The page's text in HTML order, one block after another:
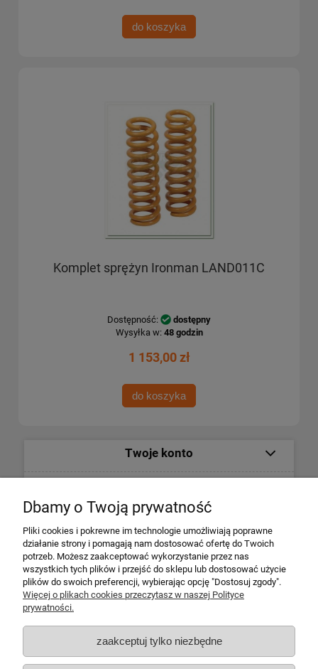
do koszyka
Komplet sprężyn Ironman LAND011C
Dostępność:
dostępny
Wysyłka w: 48 godzin
1 153,00 zł
do koszyka
Twoje konto
Płatności i dostawa
Informacje o firmie
Escape 4x4
ul. Krakowska 197
34-124 Klecza Dolna
tel. 509 700 949
tel. 883 701 161
Dbamy o Twoją prywatność
Pliki cookies i pokrewne im technologie umożliwiają poprawne
działanie strony i pomagają nam dostosować ofertę do Twoich
potrzeb. Możesz zaakceptować wykorzystanie przez nas
wszystkich tych plików i przejść do sklepu lub dostosować użycie
plików do swoich preferencji, wybierając opcję "Dostosuj zgody".
Więcej o plikach cookies przeczytasz w naszej Polityce
prywatności.
zaakceptuj tylko niezbędne